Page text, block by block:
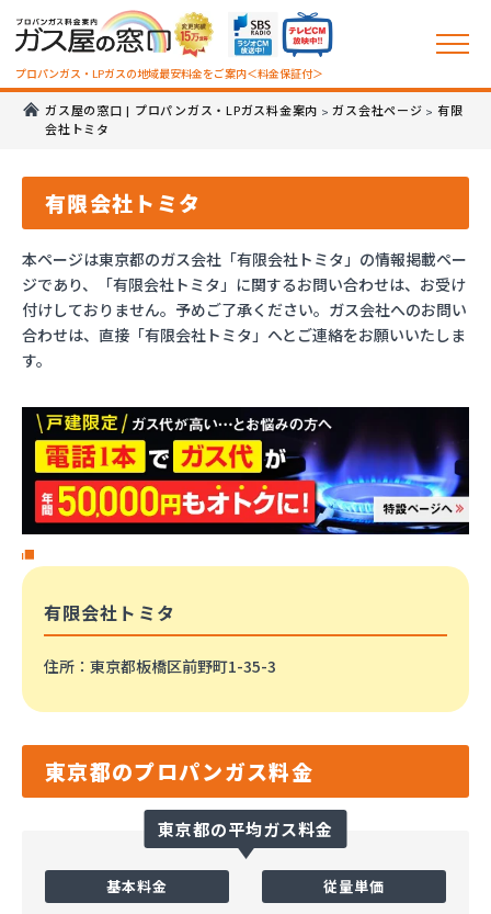
プロパンガス・LPガスの地域最安料金をご案内＜料金保証付＞
ガス屋の窓口 | プロパンガス・LPガス料金案内 >ガス会社ページ > 有限
会社トミタ
有限会社トミタ
本ページは東京都のガス会社「有限会社トミタ」の情報掲載ペー
ジであり、「有限会社トミタ」に関するお問い合わせは、お受け
付けしておりません。予めご了承ください。ガス会社へのお問い
合わせは、直接「有限会社トミタ」へとご連絡をお願いいたしま
す。
有限会社トミタ
住所 ：東京都板橋区前野町1-35-3
東京都のプロパンガス料金
東京都の平均ガス料金
基本料金 従量単価